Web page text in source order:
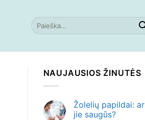
NAUJAUSIOS ŽINUTĖS
Žolelių papildai: ar
jie saugūs?